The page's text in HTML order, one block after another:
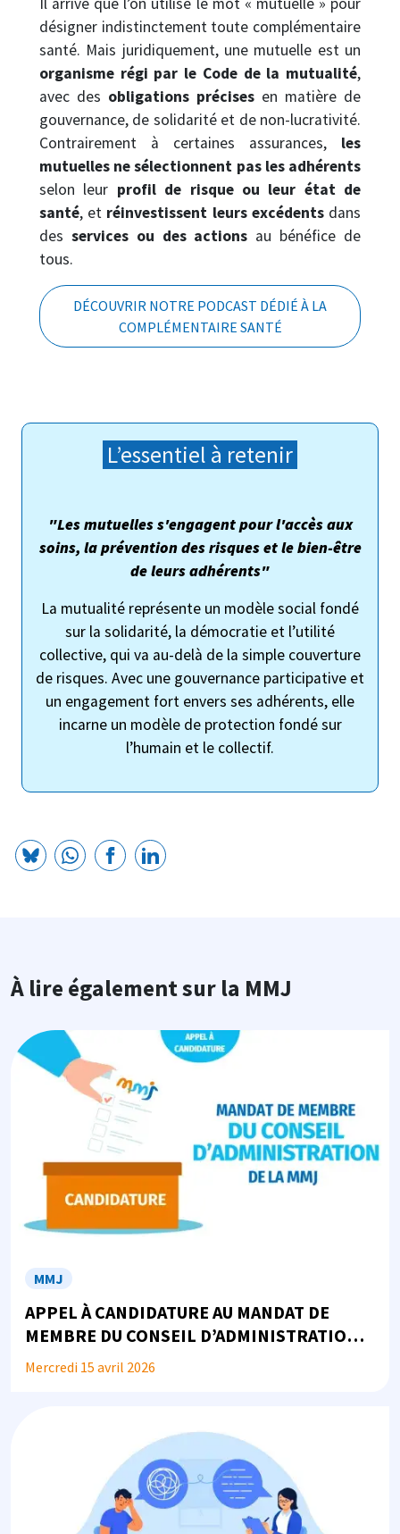
désigner indistinctement toute complémentaire
santé. Mais juridiquement, une mutuelle est un
organisme régi par le Code de la mutualité,
avec des obligations précises en matière de
gouvernance, de solidarité et de non-lucrativité.
Contrairement à certaines assurances, les
mutuelles ne sélectionnent pas les adhérents
selon leur profil de risque ou leur état de
santé, et réinvestissent leurs excédents dans
des services ou des actions au bénéfice de
tous.
DÉCOUVRIR NOTRE PODCAST DÉDIÉ À LA
COMPLÉMENTAIRE SANTÉ
L’essentiel à retenir
"Les mutuelles s'engagent pour l'accès aux
soins, la prévention des risques et le bien-être
de leurs adhérents"
La mutualité représente un modèle social fondé
sur la solidarité, la démocratie et l’utilité
collective, qui va au-delà de la simple couverture
de risques. Avec une gouvernance participative et
un engagement fort envers ses adhérents, elle
incarne un modèle de protection fondé sur
l’humain et le collectif.
À lire également sur la MMJ
Image
MMJ
APPEL À CANDIDATURE AU MANDAT DE
MEMBRE DU CONSEIL D’ADMINISTRATION
DE LA MMJ
Mercredi 15 avril 2026